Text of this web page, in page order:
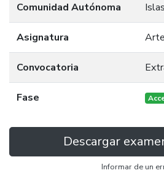
Comunidad Autónoma
Asignatura
Convocatoria
Fase
Descargar
Informar de un